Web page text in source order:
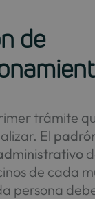
de
trámite
El
de cada
persona